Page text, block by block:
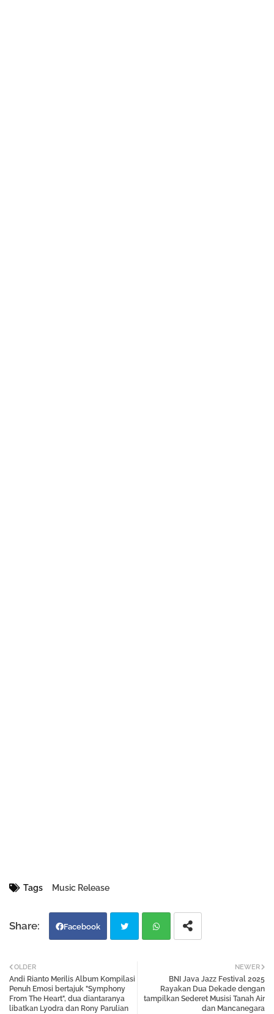
Tags Music Release
Facebook
tter
NEWER
BNI Java Jazz Festival 2025
Rayakan Dua Dekade dengan
tampilkan Sederet Musisi Tanah Air
dan Mancanegara
OLDER
Andi Rianto Merilis Album Kompilasi
Penuh Emosi bertajuk "Symphony
From The Heart", dua diantaranya
libatkan Lyodra dan Rony Parulian